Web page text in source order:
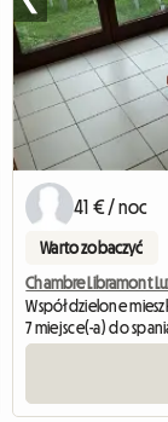
41 € / noc
Warto zobaczyć
Chambre Libramont
Współdzielone
7 miejsce(-a) do